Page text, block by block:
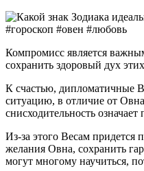
Компромисс является
сохранить здоровый дух
К счастью, дипломатичные
ситуацию, в отличие от
снисходительность означает
Из-за этого Весам придется
желания Овна, сохранить
могут многому научиться,